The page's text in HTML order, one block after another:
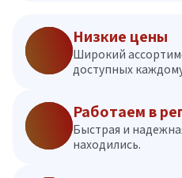
Низкие цены
Широкий
доступных
Работаем в
Быстрая и
находились.